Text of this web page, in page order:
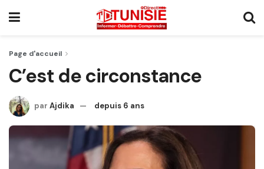
Page d'accueil
C’est de circonstance
par Ajdika depuis 6 ans